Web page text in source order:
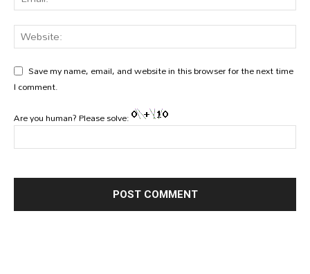
Save my name, email, and website in this browser for the next time
I comment.
Are you human? Please solve: